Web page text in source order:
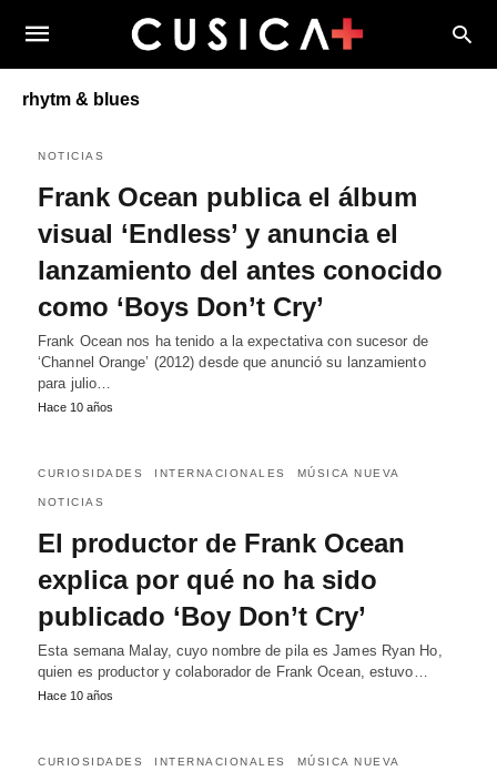
rhytm & blues
NOTICIAS
Frank Ocean publica el álbum
visual ‘Endless’ y anuncia el
lanzamiento del antes conocido
como ‘Boys Don’t Cry’
Frank Ocean nos ha tenido a la expectativa con sucesor de
‘Channel Orange’ (2012) desde que anunció su lanzamiento
para julio…
Hace 10 años
CURIOSIDADES INTERNACIONALES MÚSICA NUEVA
NOTICIAS
El productor de Frank Ocean
explica por qué no ha sido
publicado ‘Boy Don’t Cry’
Esta semana Malay, cuyo nombre de pila es James Ryan Ho,
quien es productor y colaborador de Frank Ocean, estuvo…
Hace 10 años
CURIOSIDADES INTERNACIONALES MÚSICA NUEVA